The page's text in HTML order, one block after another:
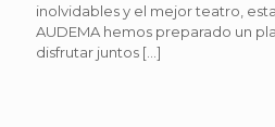
inolvidables y el mejor teatro,
AUDEMA hemos preparado un
disfrutar juntos […]